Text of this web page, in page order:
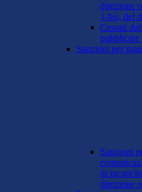
direzione
1-bis, del
Cessati
Sanzioni per
Sanzioni
di
direzione